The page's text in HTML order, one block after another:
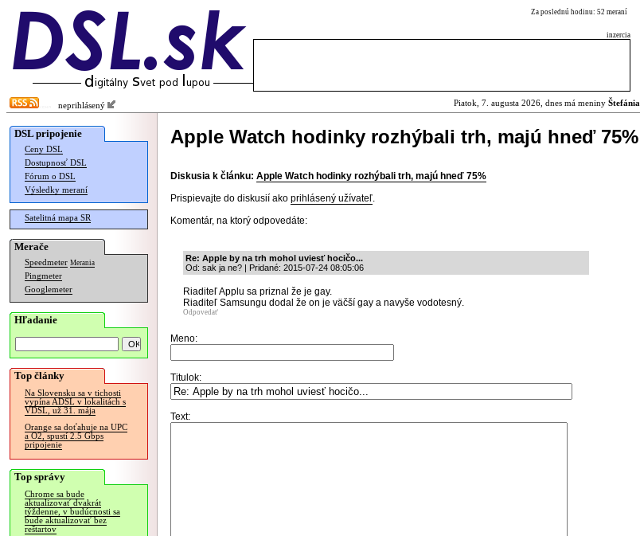
Za poslednú hodinu: 52 meraní
inzercia
neprihlásený Piatok, 7. augusta 2026, dnes má meniny Štefánia
DSL pripojenie
Ceny DSL
Dostupnosť DSL
Fórum o DSL
Výsledky meraní
Satelitná mapa SR
Merače
Speedmeter Merania
Pingmeter
Googlemeter
Hľadanie
Top články
Na Slovensku sa v tichosti
vypína ADSL v lokalitách s
VDSL, už 31. mája
Orange sa doťahuje na UPC
a O2, spustí 2.5 Gbps
pripojenie
Top správy
Chrome sa bude
aktualizovať dvakrát
týždenne, v budúcnosti sa
bude aktualizovať bez
reštartov
Apple Watch hodinky rozhýbali trh, majú hneď 75%
Diskusia k článku: Apple Watch hodinky rozhýbali trh, majú hneď 75%
Prispievajte do diskusií ako prihlásený užívateľ.
Komentár, na ktorý odpovedáte:
Re: Apple by na trh mohol uviesť hocičo...
Od: sak ja ne? | Pridané: 2015-07-24 08:05:06
Riaditeľ Applu sa priznal že je gay.
Riaditeľ Samsungu dodal že on je väčší gay a navyše vodotesný.
Odpovedať
Meno:
Titulok:
Text: